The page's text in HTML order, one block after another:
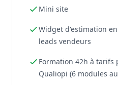
Mini site
Widget d'estimation
leads vendeurs
Formation 42h à
Qualiopi (6 modules